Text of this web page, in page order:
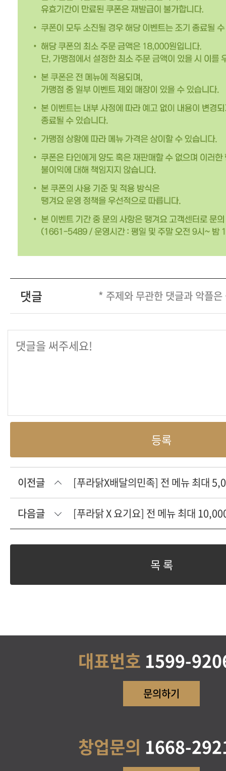
댓글 * 주제와 무관한 댓글과 악플
등록
이전글 [푸라닭X배달의민족] 전 메뉴 최대
다음글 [푸라닭 X 요기요] 전 메뉴 최대
목 록
대표번호 1599-
문의하기
창업문의 1668-